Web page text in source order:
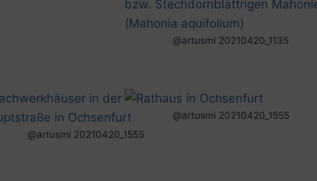
@artusmi 20210420_1135
@artusmi 20210420_1555
@artusmi 20210420_1555